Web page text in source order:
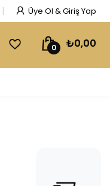
Üye Ol & Giriş Yap
0 ₺0,00